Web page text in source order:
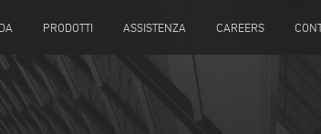
PRODOTTI ASSISTENZA CAREERS